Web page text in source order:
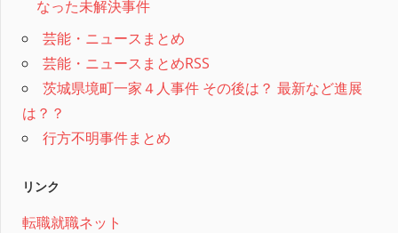
なった未解決事件
芸能・ニュースまとめ
芸能・ニュースまとめRSS
茨城県境町一家４人事件 その後は？ 最新など進展
は？？
行方不明事件まとめ
リンク
転職就職ネット